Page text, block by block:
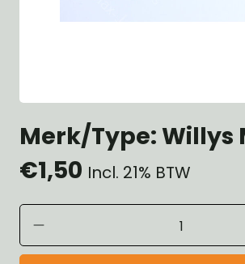
Merk/Type: Willys
€1,50 Incl. 21% BTW